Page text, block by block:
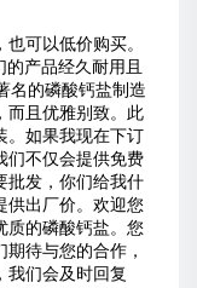
可以低价购买。
产品经久耐用且
名的磷酸钙盐制造
而且优雅别致。此
。如果我现在下订
们不仅会提供免费
批发，你们给我什
供出厂价。欢迎您
质的磷酸钙盐。您
待与您的合作，
我们会及时回复